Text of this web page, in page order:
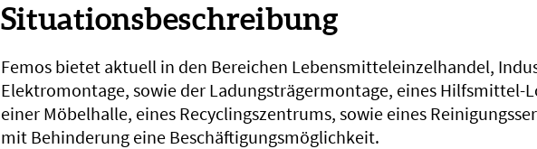
Situationsbeschreibung
Femos bietet aktuell in den Bereichen Lebensmitteleinzelhandel,
Elektromontage, sowie der Ladungsträgermontage, eines Hilfsmittel-
einer Möbelhalle, eines Recyclingszentrums, sowie eines
mit Behinderung eine Beschäftigungsmöglichkeit.